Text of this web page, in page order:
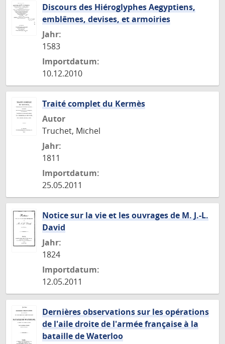
Discours des Hiéroglyphes Aegyptiens,
emblêmes, devises, et armoiries
Jahr:
1583
Importdatum:
10.12.2010
Traité complet du Kermès
Autor
Truchet, Michel
Jahr:
1811
Importdatum:
25.05.2011
Notice sur la vie et les ouvrages de M. J.-L.
David
Jahr:
1824
Importdatum:
12.05.2011
Dernières observations sur les opérations
de l'aile droite de l'armée française à la
bataille de Waterloo